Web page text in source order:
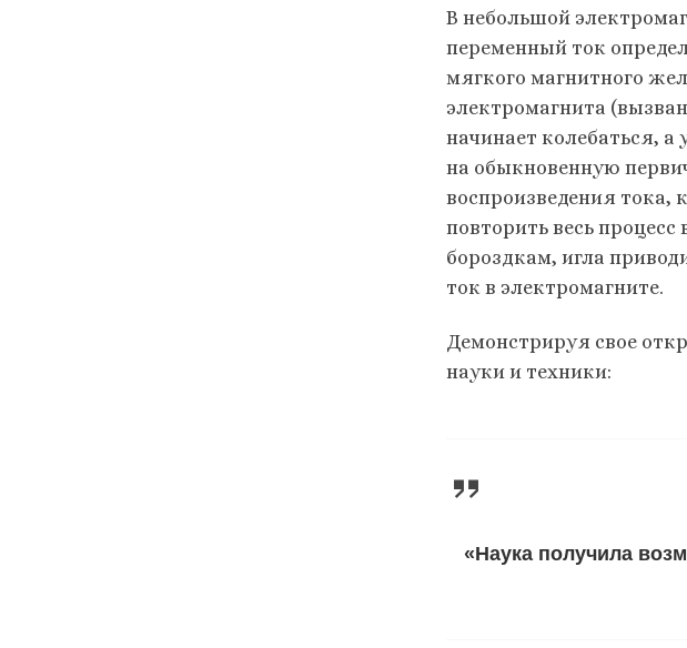
В небольшой
переменный ток
мягкого магнитного
электромагнита
начинает колебаться, а
на обыкновенную
воспроизведения тока,
повторить весь
бороздкам, игла
ток в электромагните.
Демонстрируя свое
науки и техники:
«Наука получила